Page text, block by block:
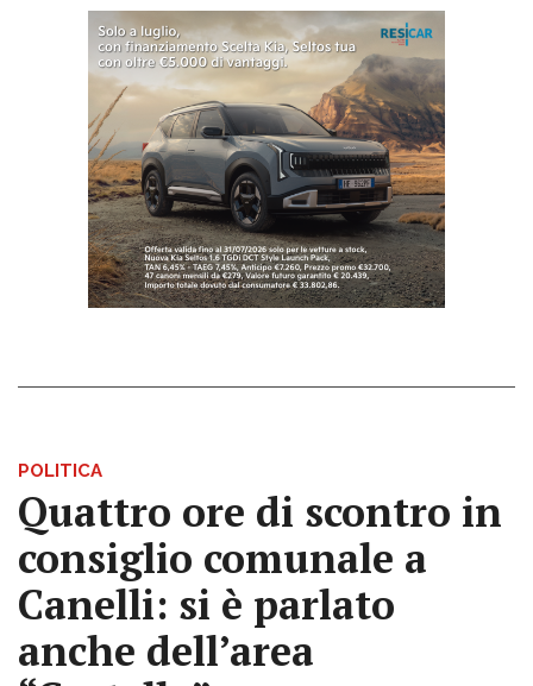
POLITICA
Quattro ore di scontro in
consiglio comunale a
Canelli: si è parlato
anche dell’area